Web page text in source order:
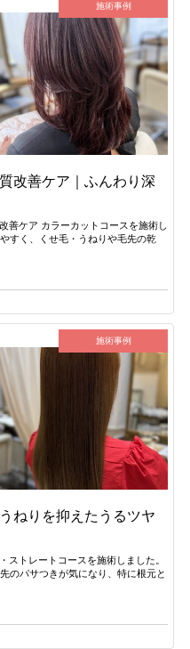
施術事例
改善ケア｜ふんわり深
善ケア カラーカットコースを施術し
すく、くせ毛・うねりや毛先の乾
施術事例
ねりを抑えたうるツヤ
ストレートコースを施術しました。
のパサつきが気になり、特に根元と